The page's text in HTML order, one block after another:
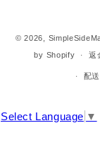
法
© 2026,
by Shopify
返
配
Select Language ▼